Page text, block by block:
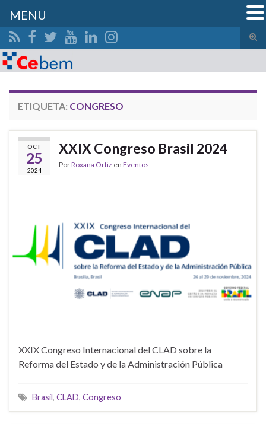
el
Search for:
ETIQUETA: CONGRESO
OCT
25
2024
XXIX Congreso Brasil 2024
PorRoxana Ortiz en Eventos
XXIX Congreso Internacional del CLAD sobre la
Reforma del Estado y de la Administración Pública
Brasil, CLAD, Congreso
MENU